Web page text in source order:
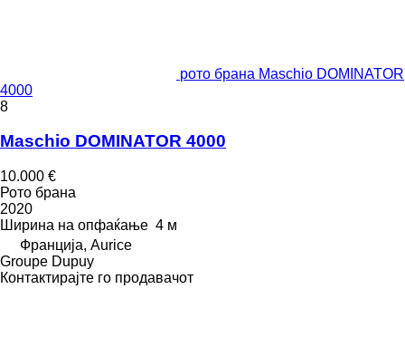
рото брана Maschio DOMINATOR
4000
8
Maschio DOMINATOR 4000
10.000 €
Рото брана
2020
Ширина на опфаќање 4 м
Франција, Aurice
Groupe Dupuy
Контактирајте го продавачот